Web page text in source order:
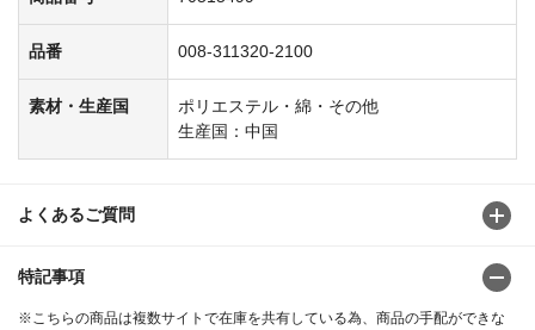
品番 008-311320-2100
素材・生産国
ポリエステル・綿・その他
生産国：中国
よくあるご質問
特記事項
※こちらの商品は複数サイトで在庫を共有している為、商品の手配ができな